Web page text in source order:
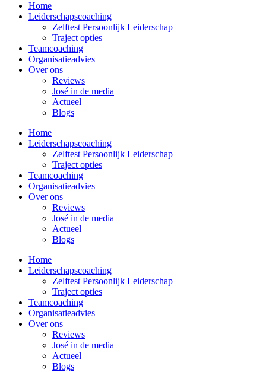
Home
Leiderschapscoaching
Zelftest Persoonlijk Leiderschap
Traject opties
Teamcoaching
Organisatieadvies
Over ons
Reviews
José in de media
Actueel
Blogs
Home
Leiderschapscoaching
Zelftest Persoonlijk Leiderschap
Traject opties
Teamcoaching
Organisatieadvies
Over ons
Reviews
José in de media
Actueel
Blogs
Home
Leiderschapscoaching
Zelftest Persoonlijk Leiderschap
Traject opties
Teamcoaching
Organisatieadvies
Over ons
Reviews
José in de media
Actueel
Blogs